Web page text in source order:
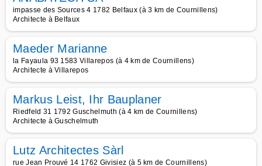
impasse des Sources 4 1782 Belfaux (à 3 km de Cournillens)
Architecte à Belfaux
Maeder Marianne
la Fayaula 93 1583 Villarepos (à 4 km de Cournillens)
Architecte à Villarepos
Markus Leist, Ihr Bauplaner
Riedfeld 31 1792 Guschelmuth (à 4 km de Cournillens)
Architecte à Guschelmuth
Lutz Architectes Sàrl
rue Jean Prouvé 14 1762 Givisiez (à 5 km de Cournillens)